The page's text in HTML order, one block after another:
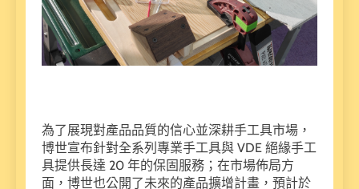
為了展現對產品品質的信心並深耕手工具市場，
博世宣布針對全系列專業手工具與 VDE 絕緣手工
具提供長達 20 年的保固服務；在市場佈局方
面，博世也公開了未來的產品擴增計畫，預計於